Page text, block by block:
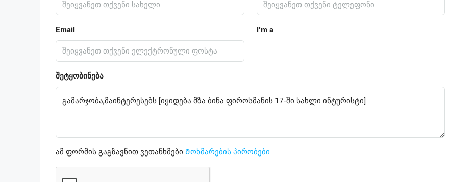
Email I'm a
შეტყობინება
ამ ფორმის გაგზავნით ვეთანხმები Მოხმარების პირობები